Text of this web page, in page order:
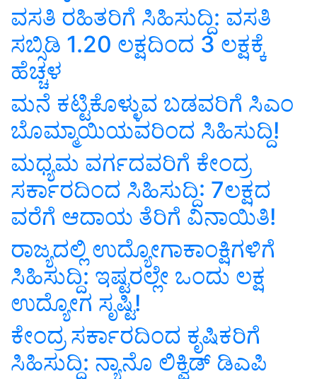
ವಸತಿ ರಹಿತರಿಗೆ ಸಿಹಿಸುದ್ದಿ: ವಸತಿ
ಸಬ್ಸಿಡಿ 1.20 ಲಕ್ಷದಿಂದ 3 ಲಕ್ಷಕ್ಕೆ
ಹೆಚ್ಚಳ
ಮನೆ ಕಟ್ಟಿಕೊಳ್ಳುವ ಬಡವರಿಗೆ ಸಿಎಂ
ಬೊಮ್ಮಾಯಿಯವರಿಂದ ಸಿಹಿಸುದ್ದಿ!
ಮಧ್ಯಮ ವರ್ಗದವರಿಗೆ ಕೇಂದ್ರ
ಸರ್ಕಾರದಿಂದ ಸಿಹಿಸುದ್ದಿ: 7ಲಕ್ಷದ
ವರೆಗೆ ಆದಾಯ ತೆರಿಗೆ ವಿನಾಯಿತಿ!
ರಾಜ್ಯದಲ್ಲಿ ಉದ್ಯೋಗಾಕಾಂಕ್ಷಿಗಳಿಗೆ
ಸಿಹಿಸುದ್ದಿ: ಇಷ್ಟರಲ್ಲೇ ಒಂದು ಲಕ್ಷ
ಉದ್ಯೋಗ ಸೃಷ್ಟಿ!
ಕೇಂದ್ರ ಸರ್ಕಾರದಿಂದ ಕೃಷಿಕರಿಗೆ
ಸಿಹಿಸುದ್ದಿ: ನ್ಯಾನೊ ಲಿಕ್ವಿಡ್‌ ಡಿಎಪಿ